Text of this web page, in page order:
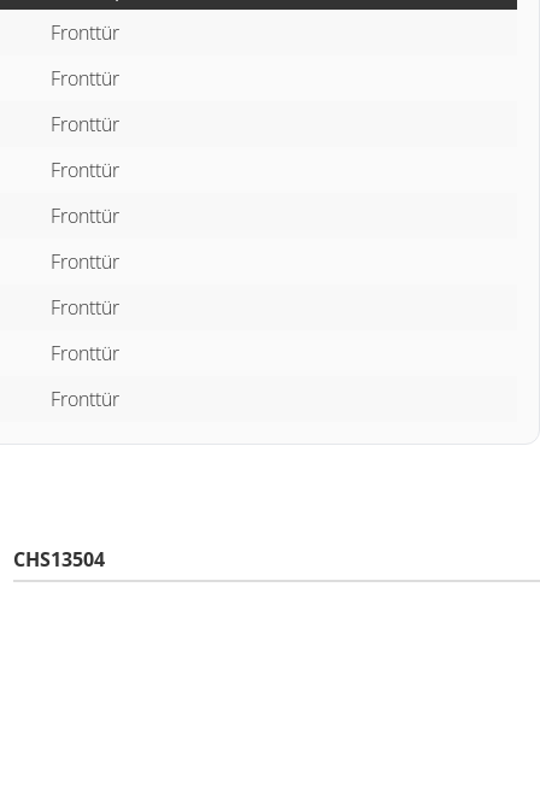
Fronttür
Fronttür
Fronttür
Fronttür
Fronttür
Fronttür
Fronttür
Fronttür
Fronttür
CHS13504